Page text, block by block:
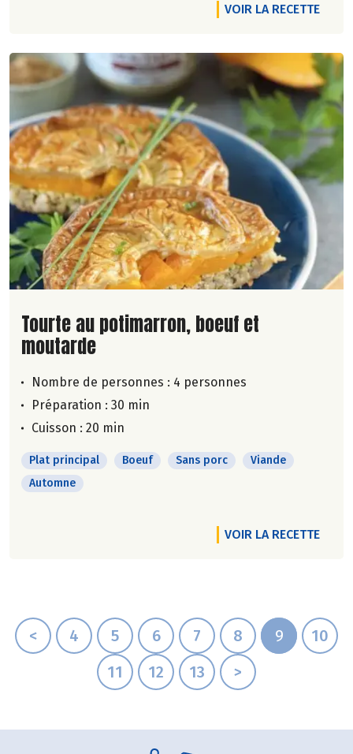
VOIR LA RECETTE
Lire la suite de la recette
Tourte au potimarron, boeuf et
moutarde
Nombre de personnes : 4 personnes
Préparation : 30 min
Cuisson : 20 min
Plat principal Boeuf Sans porc
Viande
Automne
VOIR LA RECETTE
< 4 5 6 7 8 9
10
11
12 13 >